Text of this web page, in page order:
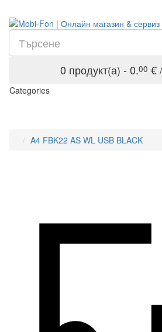
0 продукт(а) - 0.00 €
Categories
A4 FBK22 AS WL USB BLACK